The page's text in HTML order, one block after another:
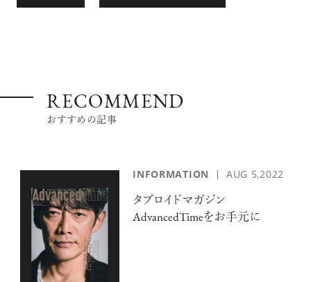
RECOMMEND
おすすめの記事
INFORMATION AUG 5,2022
タブロイドマガジン
AdvancedTimeをお手元に